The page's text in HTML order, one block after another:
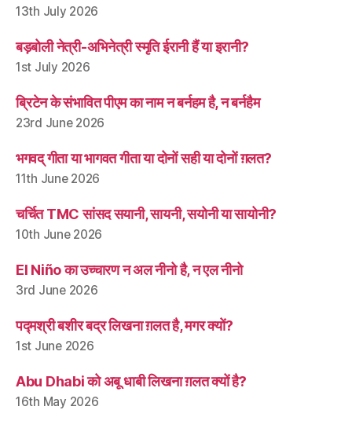
13th July 2026
बड़बोली नेत्री-अभिनेत्री स्मृति ईरानी हैं या इरानी?
1st July 2026
ब्रिटेन के संभावित पीएम का नाम न बर्नहम है, न बर्नहैम
23rd June 2026
भगवद् गीता या भागवत गीता या दोनों सही या दोनों ग़लत?
11th June 2026
चर्चित TMC सांसद सयानी, सायनी, सयोनी या सायोनी?
10th June 2026
El Niño का उच्चारण न अल नीनो है, न एल नीनो
3rd June 2026
पद्मश्री बशीर बद्र लिखना ग़लत है, मगर क्यों?
1st June 2026
Abu Dhabi को अबू धाबी लिखना ग़लत क्यों है?
16th May 2026